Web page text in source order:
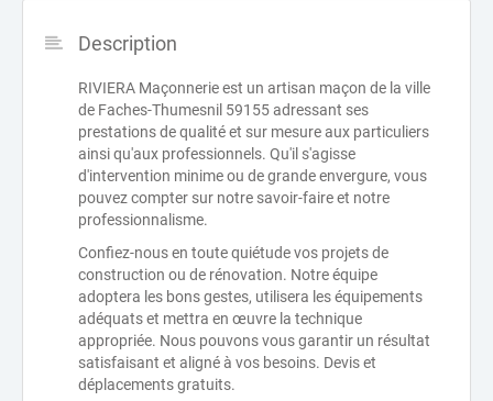
Description
RIVIERA Maçonnerie est un artisan maçon de la ville
de Faches-Thumesnil 59155 adressant ses
prestations de qualité et sur mesure aux particuliers
ainsi qu'aux professionnels. Qu'il s'agisse
d'intervention minime ou de grande envergure, vous
pouvez compter sur notre savoir-faire et notre
professionnalisme.
Confiez-nous en toute quiétude vos projets de
construction ou de rénovation. Notre équipe
adoptera les bons gestes, utilisera les équipements
adéquats et mettra en œuvre la technique
appropriée. Nous pouvons vous garantir un résultat
satisfaisant et aligné à vos besoins. Devis et
déplacements gratuits.